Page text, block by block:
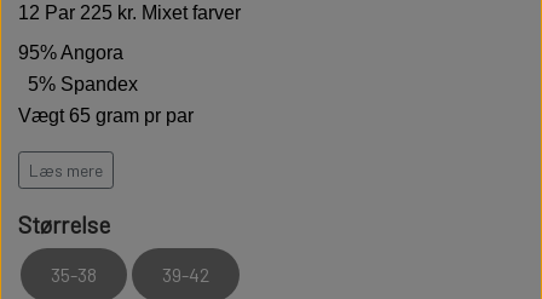
12 Par 225 kr. Mixet farver
95% Angora
5% Spandex
Vægt 65 gram pr par
Hold varmen på de kolde dage
Modstandsdygtige over for slid
Sidder perfekt på foden
Læs mere
Størrelse
35-38 39-42